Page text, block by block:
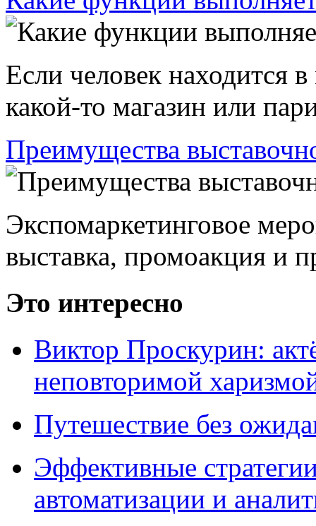
Если человек находится
какой-то магазин или
Преимущества
Экспомаркетинговое
выставка, промоакция и
Это интересно
Виктор Проскурин:
неповторимой
Путешествие без
Эффективные
автоматизации и